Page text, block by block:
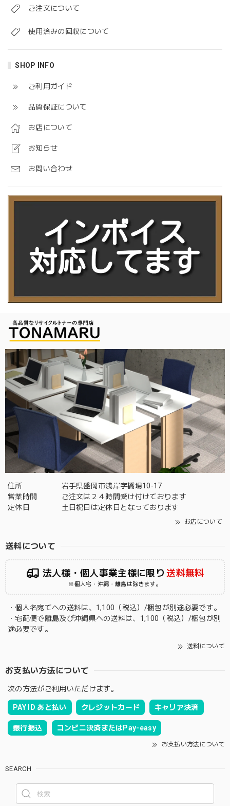
ご注文について
使用済みの回収について
SHOP INFO
ご利用ガイド
品質保証について
お店について
お知らせ
お問い合わせ
住所
岩手県盛岡市浅岸字橋場10-17
営業時間
ご注文は２４時間受け付けております
定休日
土日祝日は定休日となっております
お店について
送料について
法人様・個人事業主様に限り 送料無料
※個人宅・沖縄・離島は除きます。
・個人名宛てへの送料は、1,100（税込）/梱包が別途必要です。
・宅配便で離島及び沖縄県への送料は、1,100（税込）/梱包が別
途必要です。
送料について
お支払い方法について
次の方法がご利用いただけます。
PAY ID あと払い クレジットカード キャリア決済
銀行振込 コンビニ決済またはPay-easy
お支払い方法について
SEARCH